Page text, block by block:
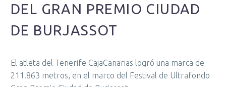
DEL GRAN PREMIO CIUDAD
DE BURJASSOT
El atleta del Tenerife CajaCanarias logró una marca de
211.863 metros, en el marco del Festival de Ultrafondo